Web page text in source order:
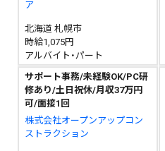
ア
北海道 札幌市
時給1,075円
アルバイト・パート
サポート事務/未経験OK/PC研
修あり/土日祝休/月収37万円
可/面接1回
株式会社オープンアップコン
ストラクション